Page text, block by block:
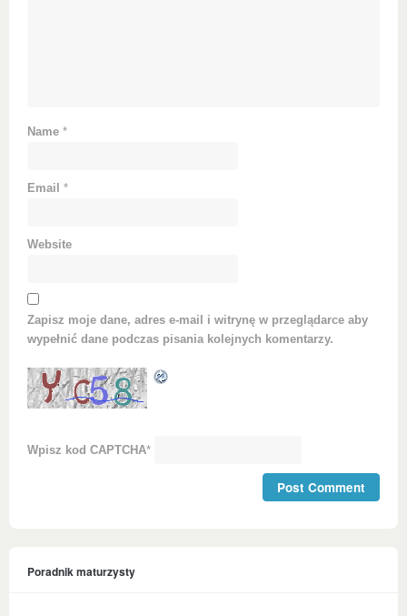
Name *
Email *
Website
Zapisz moje dane, adres e-mail i witrynę w przeglądarce aby
wypełnić dane podczas pisania kolejnych komentarzy.
Wpisz kod CAPTCHA*
Poradnik maturzysty